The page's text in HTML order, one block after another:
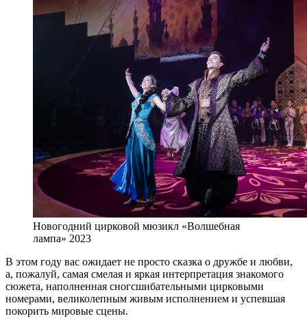
Новогодний цирковой мюзикл «Волшебная
лампа» 2023
В этом году вас ожидает не просто сказка о дружбе и любви,
а, пожалуй, самая смелая и яркая интерпретация знакомого
сюжета, наполненная сногсшибательными цирковыми
номерами, великолепным живым исполнением и успевшая
покорить мировые сцены.